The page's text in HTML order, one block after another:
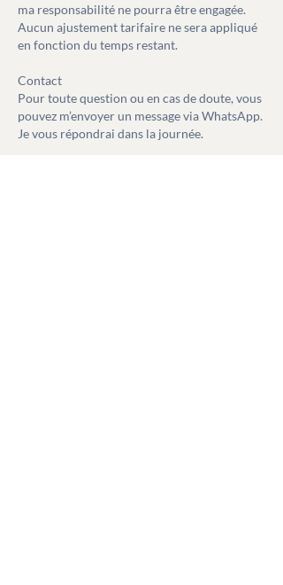
ma responsabilité ne pourra être engagée.
Aucun ajustement tarifaire ne sera appliqué
en fonction du temps restant.
Contact
Pour toute question ou en cas de doute, vous
pouvez m’envoyer un message via WhatsApp.
Je vous répondrai dans la journée.